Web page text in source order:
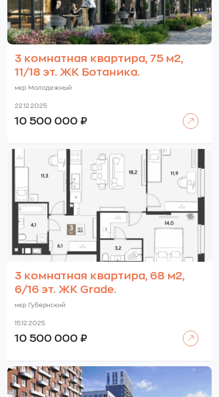
3 комнатная квартира, 75 м2,
11/18 эт. ЖК Ботаника.
мкр. Молодежный.
22.12.2025
10 500 000 ₽
3 комнатная квартира, 68 м2,
6/16 эт. ЖК Grade.
мкр. Губернский.
15.12.2025
10 500 000 ₽